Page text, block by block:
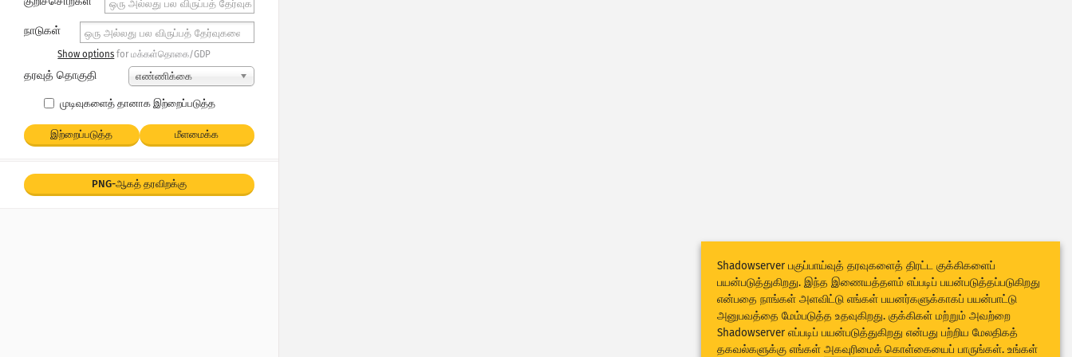
நாடுகள்
Show options for மக்கள்தொகை/GDP
தரவுத் தொகுதி எண்ணிக்கை
முடிவுகளைத் தானாக இற்றைப்படுத்த
இற்றைப்படுத்த மீளமைக்க
PNG-ஆகத் தரவிறக்கு
Shadowserver பகுப்பாய்வுத் தரவுகளைத் திரட்ட குக்கிகளைப்
பயன்படுத்துகிறது. இந்த இணையத்தளம் எப்படிப் பயன்படுத்தப்படுகிறது
என்பதை நாங்கள் அளவிட்டு எங்கள் பயனர்களுக்காகப் பயன்பாட்டு
அனுபவத்தை மேம்படுத்த உதவுகிறது. குக்கிகள் மற்றும் அவற்றை
Shadowserver எப்படிப் பயன்படுத்துகிறது என்பது பற்றிய மேலதிகத்
தகவல்களுக்கு எங்கள் அகவுரிமைக் கொள்கையைப் பாருங்கள். உங்கள்